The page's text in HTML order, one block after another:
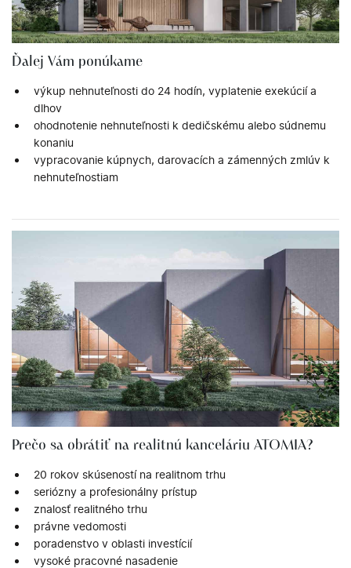
Ďalej Vám ponúkame
výkup nehnuteľnosti do 24 hodín, vyplatenie exekúcií a
dlhov
ohodnotenie nehnuteľnosti k dedičskému alebo súdnemu
konaniu
vypracovanie kúpnych, darovacích a zámenných zmlúv k
nehnuteľnostiam
Prečo sa obrátiť na realitnú kanceláriu ATOMIA?
20 rokov skúseností na realitnom trhu
seriózny a profesionálny prístup
znalosť realitného trhu
právne vedomosti
poradenstvo v oblasti investícií
vysoké pracovné nasadenie